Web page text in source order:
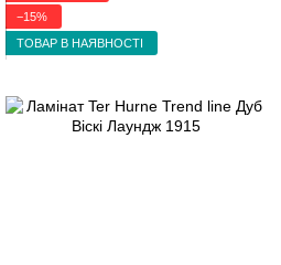
−15%
ТОВАР В НАЯВНОСТІ